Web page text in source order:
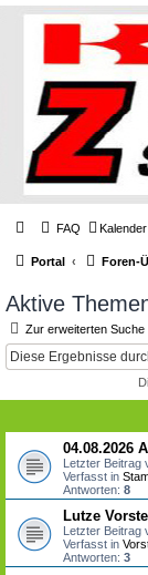
FAQ Kalender
Portal Foren-
Aktive
Zur erweiterten Suche
04.08.2026
Letzter Beitrag
Verfasst in
Antworten: 8
Lutze
Letzter Beitrag
Verfasst in
Antworten: 3